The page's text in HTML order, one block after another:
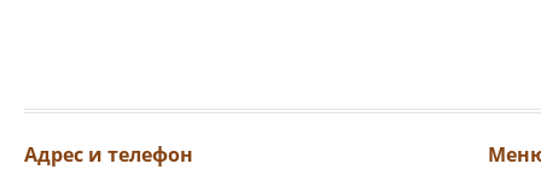
Адрес и телефон